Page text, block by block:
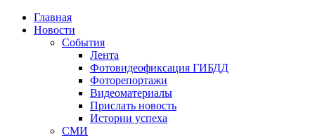
Главная
Новости
События
Лента
Фотовидеофиксация ГИБДД
Фоторепортажи
Видеоматериалы
Прислать новость
Истории успеха
СМИ